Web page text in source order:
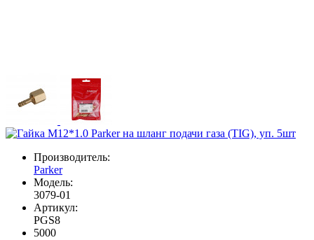
Производитель:
Parker
Модель:
3079-01
Артикул:
PGS8
5000